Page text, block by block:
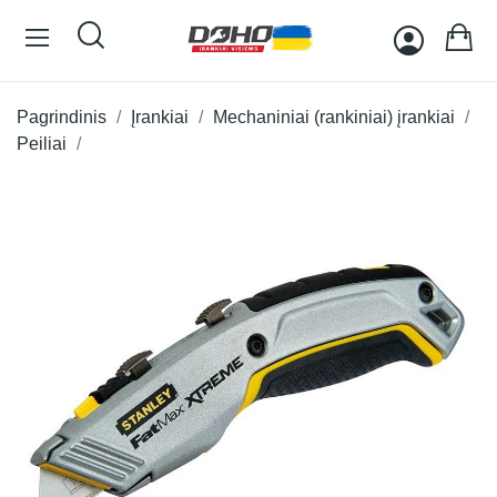
Pagrindinis Įrankiai
Mechaniniai (rankiniai) įrankiai
Peiliai